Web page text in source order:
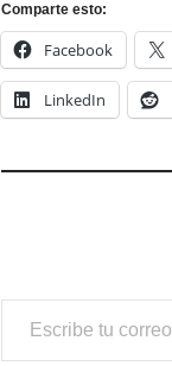
Comparte esto:
Facebook
LinkedIn
Escribe tu correo electrónico…